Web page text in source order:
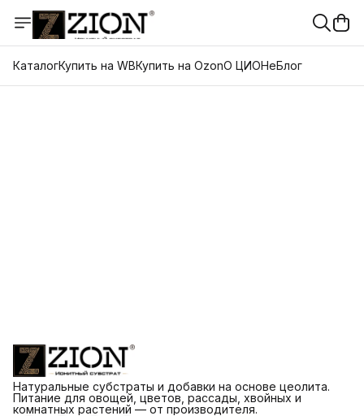
КаталогКупить на WBКупить на OzonО ЦИОНеБлог
Натуральные субстраты и добавки на основе цеолита.
Питание для овощей, цветов, рассады, хвойных и
комнатных растений — от производителя.